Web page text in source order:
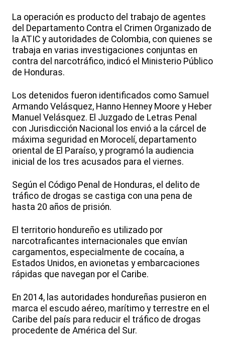
La operación es producto del trabajo de agentes
del Departamento Contra el Crimen Organizado de
la ATIC y autoridades de Colombia, con quienes se
trabaja en varias investigaciones conjuntas en
contra del narcotráfico, indicó el Ministerio Público
de Honduras.
Los detenidos fueron identificados como Samuel
Armando Velásquez, Hanno Henney Moore y Heber
Manuel Velásquez. El Juzgado de Letras Penal
con Jurisdicción Nacional los envió a la cárcel de
máxima seguridad en Morocelí, departamento
oriental de El Paraíso, y programó la audiencia
inicial de los tres acusados para el viernes.
Según el Código Penal de Honduras, el delito de
tráfico de drogas se castiga con una pena de
hasta 20 años de prisión.
El territorio hondureño es utilizado por
narcotraficantes internacionales que envían
cargamentos, especialmente de cocaína, a
Estados Unidos, en avionetas y embarcaciones
rápidas que navegan por el Caribe.
En 2014, las autoridades hondureñas pusieron en
marca el escudo aéreo, marítimo y terrestre en el
Caribe del país para reducir el tráfico de drogas
procedente de América del Sur.